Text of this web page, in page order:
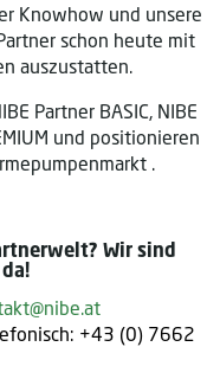
Knowhow und unsere
schon heute mit
auszustatten.
Partner BASIC, NIBE
und positionieren
.
Wir sind
+43 (0) 7662